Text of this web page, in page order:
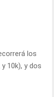
los
10k), y dos